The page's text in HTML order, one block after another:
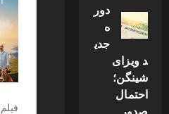
دور
ه
جدی
د ویزای
شینگن؛
احتمال